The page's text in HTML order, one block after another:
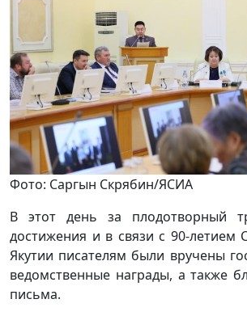
Фото: Саргын Скрябин/ЯСИА
В этот день за плодотворный
достижения и в связи с 90-летием
Якутии писателям были вручены
ведомственные награды, а также
письма.